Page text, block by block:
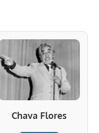
Chava Flores